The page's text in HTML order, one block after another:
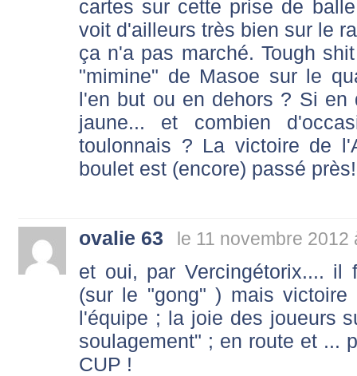
cartes sur cette prise de
voit d'ailleurs très bien sur le
ça n'a pas marché. Tough
"mimine" de Masoe sur le
l'en but ou en dehors ? Si
jaune... et combien
toulonnais ? La victoire de
boulet est (encore) passé près!
ovalie 63 le 11 novembre 2012
et oui, par Vercingétorix....
(sur le "gong" ) mais
l'équipe ; la joie des joueurs
soulagement" ; en route et ...
CUP !